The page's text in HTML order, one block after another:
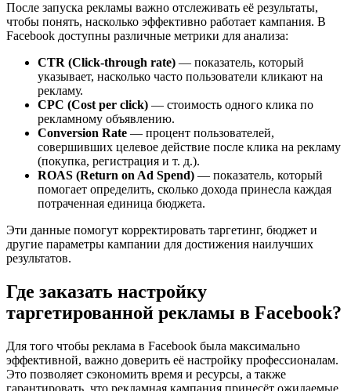
После запуска рекламы важно отслеживать её результаты,
чтобы понять, насколько эффективно работает кампания. В
Facebook доступны различные метрики для анализа:
CTR (Click-through rate) — показатель, который
указывает, насколько часто пользователи кликают на
рекламу.
CPC (Cost per click) — стоимость одного клика по
рекламному объявлению.
Conversion Rate — процент пользователей,
совершивших целевое действие после клика на рекламу
(покупка, регистрация и т. д.).
ROAS (Return on Ad Spend) — показатель, который
помогает определить, сколько дохода принесла каждая
потраченная единица бюджета.
Эти данные помогут корректировать таргетинг, бюджет и
другие параметры кампании для достижения наилучших
результатов.
Где заказать настройку
таргетированной рекламы в Facebook?
Для того чтобы реклама в Facebook была максимально
эффективной, важно доверить её настройку профессионалам.
Это позволяет сэкономить время и ресурсы, а также
гарантировать, что рекламная кампания принесёт ожидаемые